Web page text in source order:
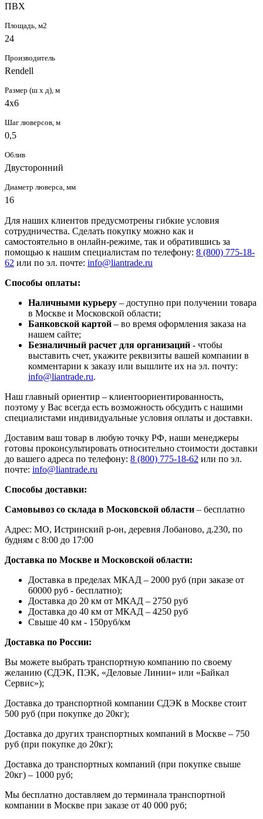
ПВХ
Площадь, м2
24
Производитель
Rendell
Размер (ш х д), м
4х6
Шаг люверсов, м
0,5
Облив
Двусторонний
Диаметр люверса, мм
16
Для наших клиентов предусмотрены гибкие условия
сотрудничества. Сделать покупку можно как и
самостоятельно в онлайн-режиме, так и обратившись за
помощью к нашим специалистам по телефону: 8 (800) 775-18-
62 или по эл. почте: info@liantrade.ru
Способы оплаты:
Наличными курьеру – доступно при получении товара
в Москве и Московской области;
Банковской картой – во время оформления заказа на
нашем сайте;
Безналичный расчет для организаций - чтобы
выставить счет, укажите реквизиты вашей компании в
комментарии к заказу или вышлите их на эл. почту:
info@liantrade.ru.
Наш главный ориентир – клиентоориентированность,
поэтому у Вас всегда есть возможность обсудить с нашими
специалистами индивидуальные условия оплаты и доставки.
Доставим ваш товар в любую точку РФ, наши менеджеры
готовы проконсультировать относительно стоимости доставки
до вашего адреса по телефону: 8 (800) 775-18-62 или по эл.
почте: info@liantrade.ru
Способы доставки:
Самовывоз со склада в Московской области – бесплатно
Адрес: МО, Истринский р-он, деревня Лобаново, д.230, по
будням с 8:00 до 17:00
Доставка по Москве и Московской области:
Доставка в пределах МКАД – 2000 руб (при заказе от
60000 руб - бесплатно);
Доставка до 20 км от МКАД – 2750 руб
Доставка до 40 км от МКАД – 4250 руб
Свыше 40 км - 150руб/км
Доставка по России:
Вы можете выбрать транспортную компанию по своему
желанию (СДЭК, ПЭК, «Деловые Линии» или «Байкал
Сервис»);
Доставка до транспортной компании СДЭК в Москве стоит
500 руб (при покупке до 20кг);
Доставка до других транспортных компаний в Москве – 750
руб (при покупке до 20кг);
Доставка до транспортных компаний (при покупке свыше
20кг) – 1000 руб;
Мы бесплатно доставляем до терминала транспортной
компании в Москве при заказе от 40 000 руб;